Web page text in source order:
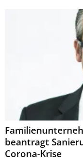
beantragt
Corona-Krise